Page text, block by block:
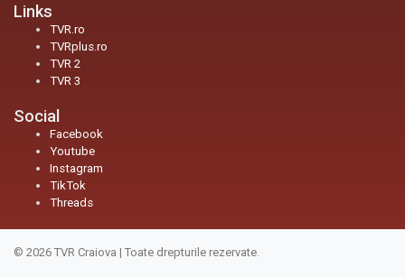
Links
TVR.ro
TVRplus.ro
TVR 2
TVR 3
Social
Facebook
Youtube
Instagram
TikTok
Threads
© 2026 TVR Craiova | Toate drepturile rezervate.